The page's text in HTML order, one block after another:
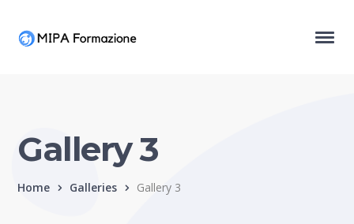
Gallery 3
Home Galleries Gallery 3